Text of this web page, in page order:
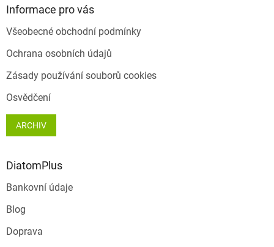
Informace pro vás
Všeobecné obchodní podmínky
Ochrana osobních údajů
Zásady používání souborů cookies
Osvědčení
ARCHIV
DiatomPlus
Bankovní údaje
Blog
Doprava